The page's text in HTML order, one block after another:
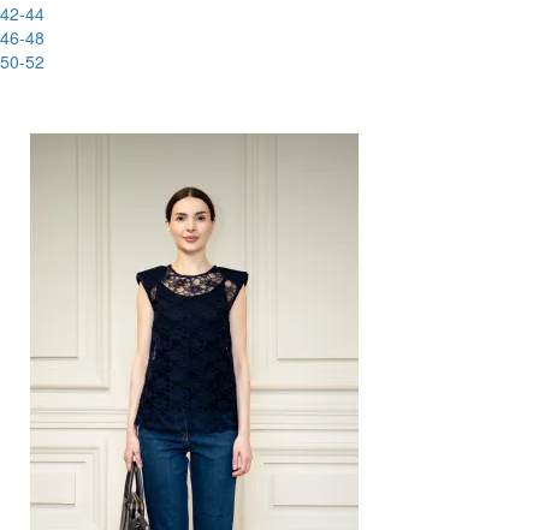
42-44
46-48
50-52